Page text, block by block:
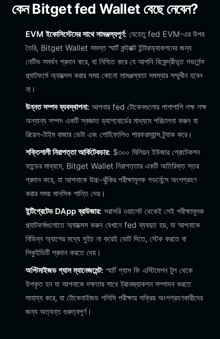
কেন Bitget fed Wallet বেছে নেবেন?
EVM ইকোসিস্টেমের সাথে সামঞ্জস্যপূর্ণ: যেহেতু fed EVM-এর উপর
তৈরি, Bitget Wallet সমস্ত স্মার্ট কন্ট্রাক্ট ইন্টারঅ্যাকশনের জন্য
নেটিভ সমর্থন প্রদান করে, যা নিশ্চিত করে যে আপনি বিকেন্দ্রীভূত গভর্নেন্স
প্ল্যাটফর্মে অ্যাক্সেস করার সময় কোনো সামঞ্জস্যতা সমস্যার সম্মুখীন হবেন
না।
উন্নত সম্পদ ব্যবস্থাপনা: আপনার fed টোকেনগুলোর পাশাপাশি লক্ষ লক্ষ
অন্যান্য সম্পদ একটি স্বজ্ঞাত ড্যাশবোর্ডের মাধ্যমে পরিচালনা করুন যা
রিয়েল-টাইম বাজার ডেটা এবং পোর্টফোলিও পারফরম্যান্স ট্র্যাক করে।
শক্তিশালী নিরাপত্তা আর্কিটেকচার: $৩০০ মিলিয়ন ইউজার প্রোটেকশন
ফান্ডের মাধ্যমে, Bitget Wallet নিরাপত্তার একটি অতিরিক্ত স্তর
প্রদান করে, যা আপনাকে উচ্চ-ঝুঁকির পরীক্ষামূলক গভর্নেন্সে অংশগ্রহণ
করার সময় মানসিক শান্তি দেয়।
ইন্টিগ্রেটেড DApp ব্রাউজার: সরাসরি ওয়ালেট থেকেই সেই পরীক্ষামূলক
প্ল্যাটফর্মগুলোতে অ্যাক্সেস করুন যেখানে fed ব্যবহৃত হয়, যা আপনাকে
বিভিন্ন অ্যাপের মধ্যে সুইচ না করেই ভোট দিতে, স্টেক করতে বা
লিকুইডিটি প্রদান করতে দেয়।
অপ্টিমাইজড গ্যাস ম্যানেজমেন্ট: স্মার্ট গ্যাস ফি এস্টিমেশন টুল থেকে
উপকৃত হন যা আপনাকে দক্ষতার সাথে ট্রানজ্যাকশন সম্পাদন করতে
সাহায্য করে, যা টোকেনাইজড পলিসি পরীক্ষায় সক্রিয় অংশগ্রহণকারীদের
জন্য অত্যন্ত গুরুত্বপূর্ণ।